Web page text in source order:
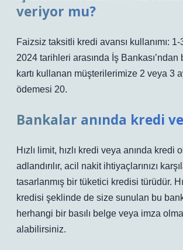
veriyor mu?
Faizsiz taksitli kredi avansı kullanımı:
2024 tarihleri ​​arasında İş
kartı kullanan müşterilerimize 2 veya 3
ödemesi 20.
Bankalar anında kredi
Hızlı limit, hızlı kredi veya anında kredi
adlandırılır, acil nakit ihtiyaçlarınızı
tasarlanmış bir tüketici kredisi türüdür.
kredisi şeklinde de size sunulan bu
herhangi bir basılı belge veya imza
alabilirsiniz.